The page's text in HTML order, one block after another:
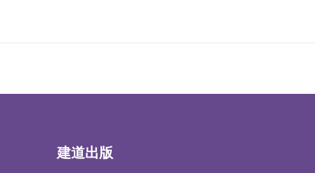
建道出版